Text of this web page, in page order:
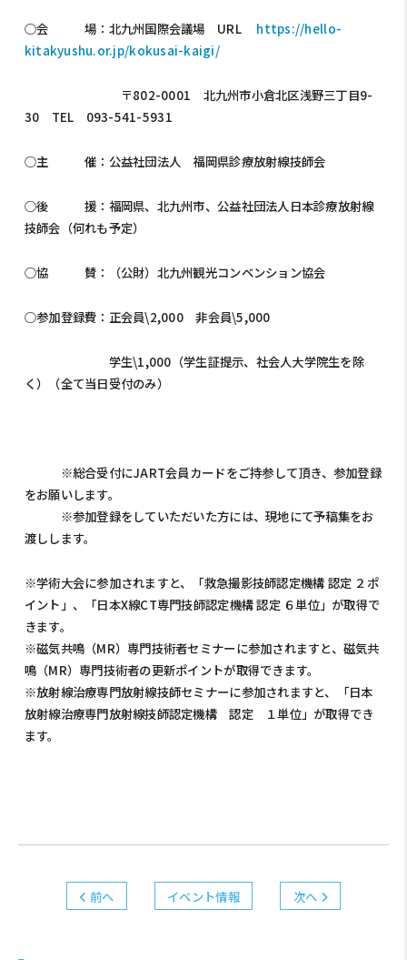
○会 場：北九州国際会議場 URL
https://hello-
kitakyushu.or.jp/kokusai-kaigi/
〒802-0001 北九州市小倉北区浅野三丁目9-
30 TEL 093-541-5931
○主 催：公益社団法人 福岡県診療放射線技師会
○後 援：福岡県、北九州市、公益社団法人日本診療放射線
技師会（何れも予定）
○協 賛：（公財）北九州観光コンベンション協会
○参加登録費：正会員\2,000 非会員\5,000
学生\1,000（学生証提示、社会人大学院生を除
く）（全て当日受付のみ）
※総合受付にJART会員カードをご持参して頂き、参加登録
をお願いします。
※参加登録をしていただいた方には、現地にて予稿集をお
渡しします。
※学術大会に参加されますと、「救急撮影技師認定機構 認定 ２ポ
イント」、「日本X線CT専門技師認定機構 認定 ６単位」が取得で
きます。
※磁気共鳴（MR）専門技術者セミナーに参加されますと、磁気共
鳴（MR）専門技術者の更新ポイントが取得できます。
※放射線治療専門放射線技師セミナーに参加されますと、「日本
放射線治療専門放射線技師認定機構 認定 １単位」が取得でき
ます。
前へ イベント情報 次へ